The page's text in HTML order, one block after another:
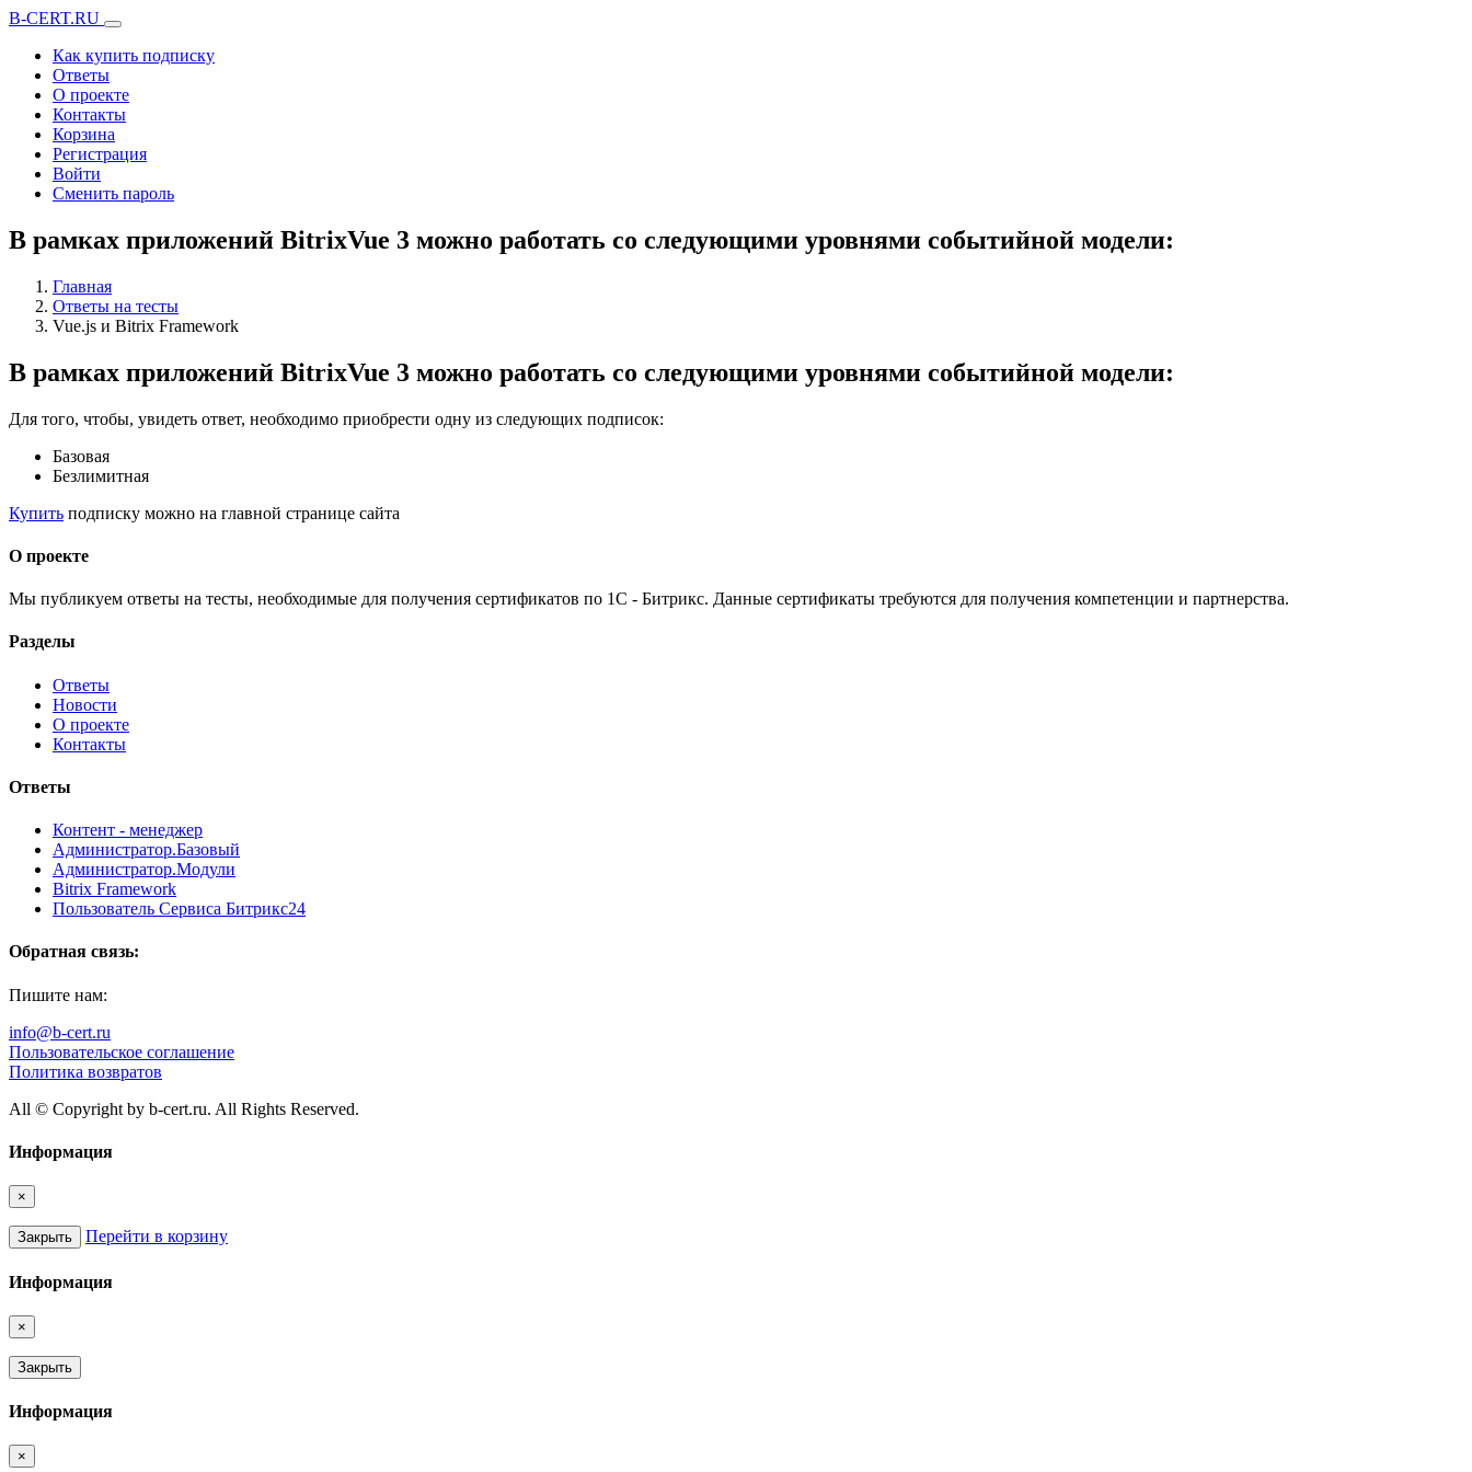
B-CERT.RU
Как купить подписку
Ответы
О проекте
Контакты
Корзина
Регистрация
Войти
Сменить пароль
В рамках приложений BitrixVue 3 можно работать со следующими уровнями событийной модели:
Главная
Ответы на тесты
Vue.js и Bitrix Framework
В рамках приложений BitrixVue 3 можно работать со следующими уровнями событийной модели:
Для того, чтобы, увидеть ответ, необходимо приобрести одну из следующих подписок:
Базовая
Безлимитная
Купить подписку можно на главной странице сайта
О проекте
Мы публикуем ответы на тесты, необходимые для получения сертификатов по 1С - Битрикс. Данные сертификаты требуются для получения компетенции и партнерства.
Разделы
Ответы
Новости
О проекте
Контакты
Ответы
Контент - менеджер
Администратор.Базовый
Администратор.Модули
Bitrix Framework
Пользователь Сервиса Битрикс24
Обратная связь:
Пишите нам:
info@b-cert.ru
Пользовательское соглашение
Политика возвратов
All © Copyright by b-cert.ru. All Rights Reserved.
Информация
×
Закрыть Перейти в корзину
Информация
×
Закрыть
Информация
×